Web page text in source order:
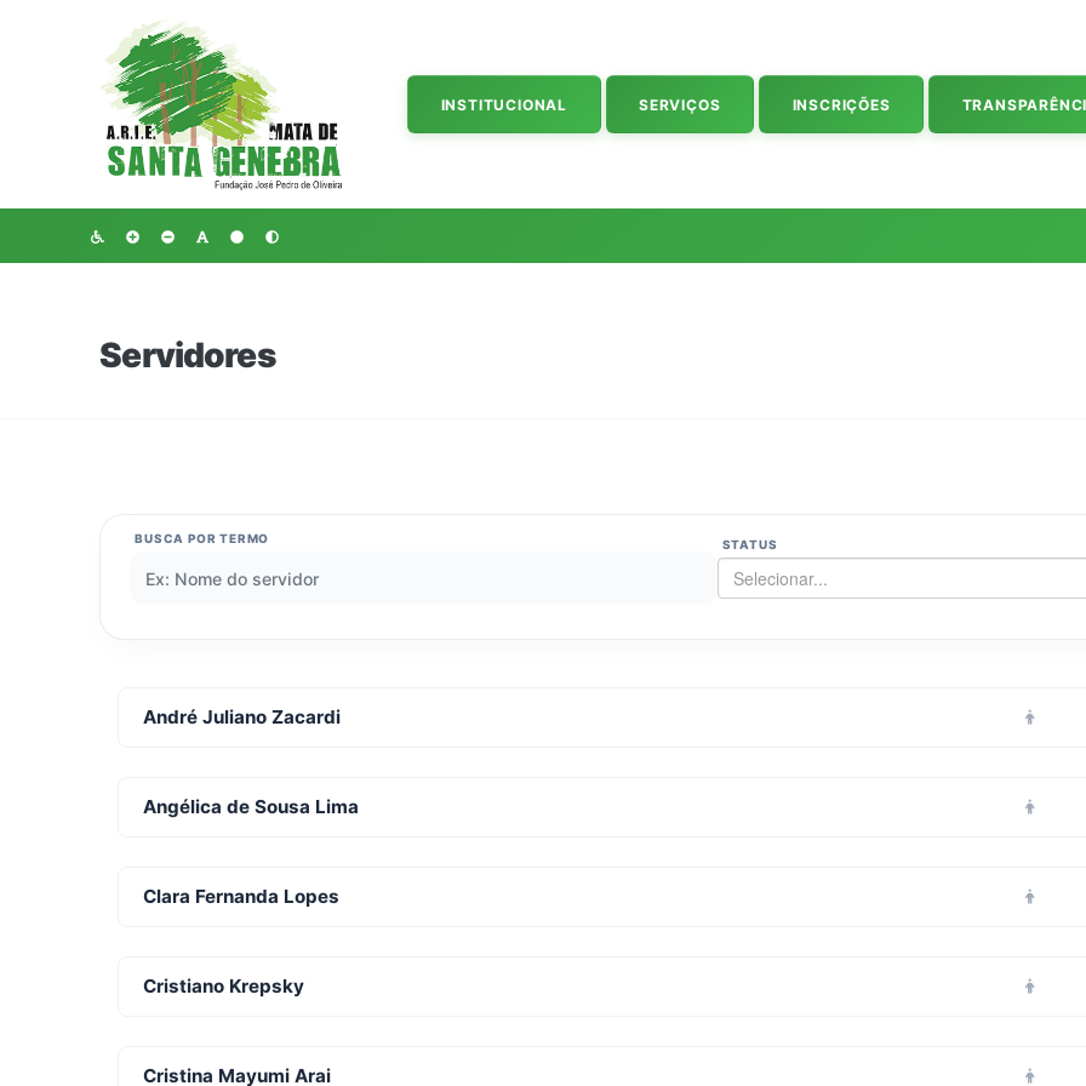
INSTITUCIONAL SERVIÇOS INSCRIÇÕES
Servidores
BUSCA POR TERMO STATUS
Selecionar...
André Juliano Zacardi
Angélica de Sousa Lima
Clara Fernanda Lopes
Cristiano Krepsky
Cristina Mayumi Arai